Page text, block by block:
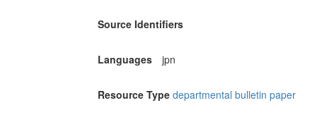
Source Identifiers
Languages jpn
Resource Type departmental bulletin paper